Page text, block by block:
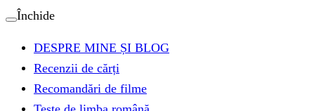
Sari
conținut
Închide
DESPRE MINE ȘI BLOG
Recenzii de cărți
Recomandări de filme